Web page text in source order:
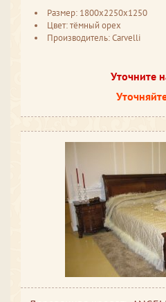
Размер: 1800x2250x1250
Цвет: тёмный орех
Производитель: Carvelli
Уточните